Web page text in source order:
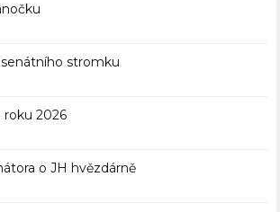
stromku
roku 2026
o JH hvězdárně